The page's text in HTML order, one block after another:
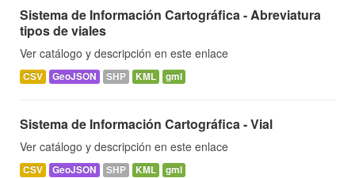
Sistema de Información Cartográfica - Abreviatura
tipos de viales
Ver catálogo y descripción en este enlace
CSV GeoJSON SHP KML gml
Sistema de Información Cartográfica - Vial
Ver catálogo y descripción en este enlace
CSV GeoJSON SHP KML gml